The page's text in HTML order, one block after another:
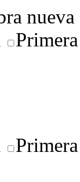
nueva